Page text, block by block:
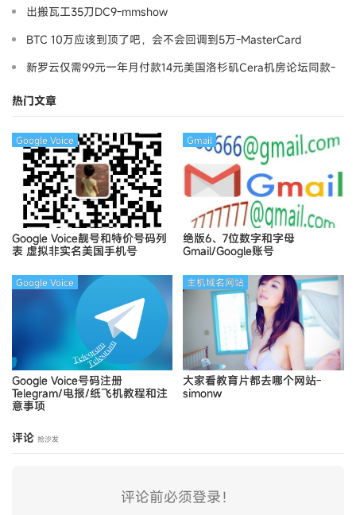
出搬瓦工35刀DC9-mmshow
BTC 10万应该到顶了吧，会不会回调到5万-MasterCard
新罗云仅需99元一年月付款14元美国洛杉矶Cera机房论坛同款-
热门文章
Google Voice靓号和特价号码列
表 虚拟非实名美国手机号
Google Voice
绝版6、7位数字和字母
Gmail/Google账号
Gmail
Google Voice号码注册
Telegram/电报/纸飞机教程和注
意事项
Google Voice
大家看教育片都去哪个网站-
simonw
主机域名网站
评论 抢沙发
评论前必须登录！